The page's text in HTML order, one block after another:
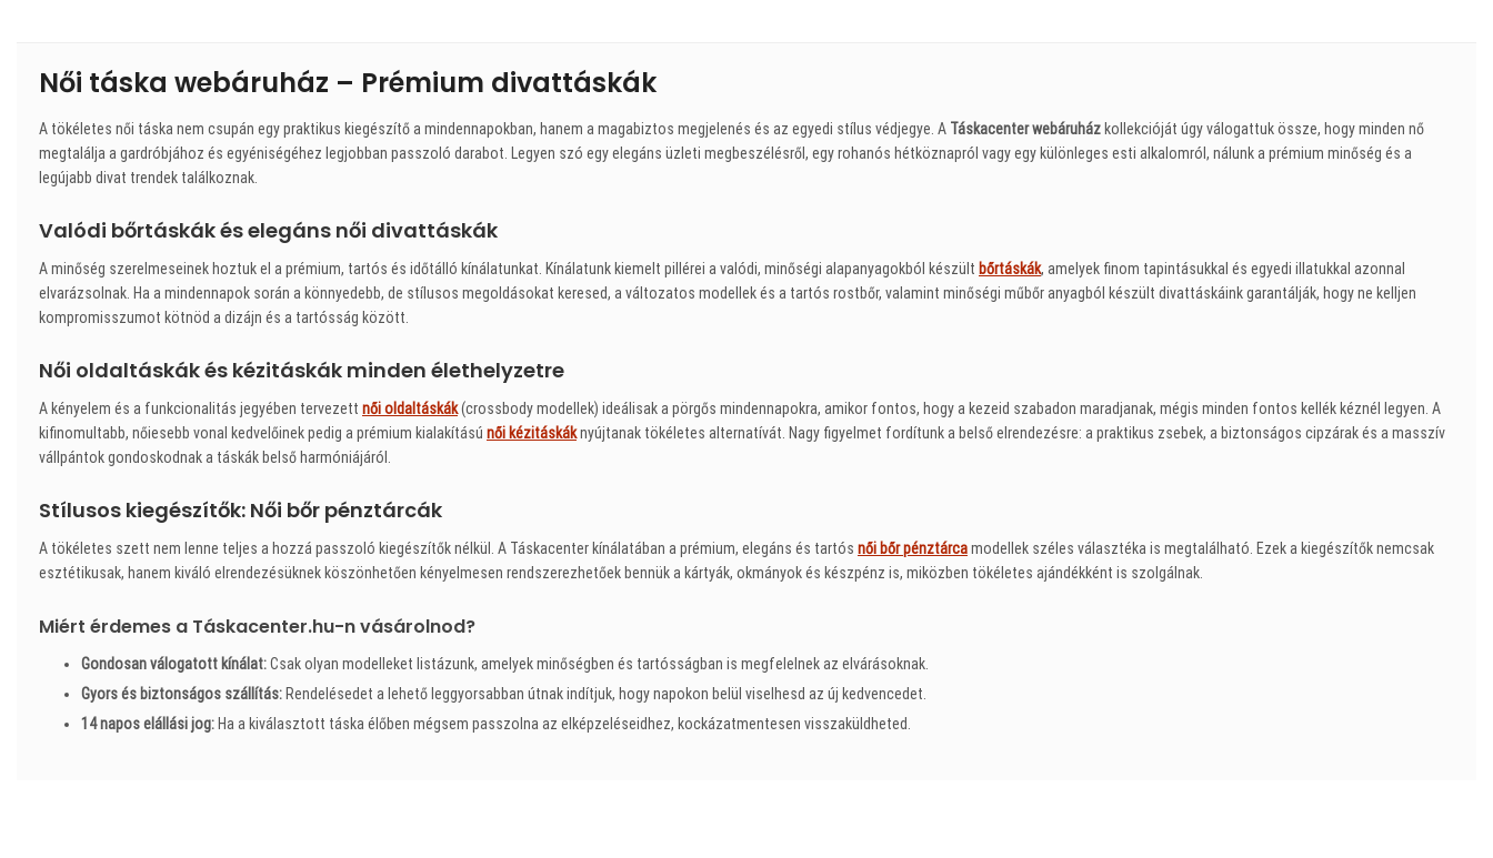
Női táska webáruház – Prémium divattáskák
A tökéletes női táska nem csupán egy praktikus kiegészítő a mindennapokban, hanem a magabiztos megjelenés és az egyedi stílus védjegye. A Táskacenter webáruház kollekcióját úgy válogattuk össze, hogy minden nő
megtalálja a gardróbjához és egyéniségéhez legjobban passzoló darabot. Legyen szó egy elegáns üzleti megbeszélésről, egy rohanós hétköznapról vagy egy különleges esti alkalomról, nálunk a prémium minőség és a
legújabb divat trendek találkoznak.
Valódi bőrtáskák és elegáns női divattáskák
A minőség szerelmeseinek hoztuk el a prémium, tartós és időtálló kínálatunkat. Kínálatunk kiemelt pillérei a valódi, minőségi alapanyagokból készült bőrtáskák, amelyek finom tapintásukkal és egyedi illatukkal azonnal
elvarázsolnak. Ha a mindennapok során a könnyedebb, de stílusos megoldásokat keresed, a változatos modellek és a tartós rostbőr, valamint minőségi műbőr anyagból készült divattáskáink garantálják, hogy ne kelljen
kompromisszumot kötnöd a dizájn és a tartósság között.
Női oldaltáskák és kézitáskák minden élethelyzetre
A kényelem és a funkcionalitás jegyében tervezett női oldaltáskák(crossbody modellek) ideálisak a pörgős mindennapokra, amikor fontos, hogy a kezeid szabadon maradjanak, mégis minden fontos kellék kéznél legyen. A
kifinomultabb, nőiesebb vonal kedvelőinek pedig a prémium kialakítású női kézitáskáknyújtanak tökéletes alternatívát. Nagy figyelmet fordítunk a belső elrendezésre: a praktikus zsebek, a biztonságos cipzárak és a masszív
vállpántok gondoskodnak a táskák belső harmóniájáról.
Stílusos kiegészítők: Női bőr pénztárcák
A tökéletes szett nem lenne teljes a hozzá passzoló kiegészítők nélkül. A Táskacenter kínálatában a prémium, elegáns és tartós női bőr pénztárcamodellek széles választéka is megtalálható. Ezek a kiegészítők nemcsak
esztétikusak, hanem kiváló elrendezésüknek köszönhetően kényelmesen rendszerezhetőek bennük a kártyák, okmányok és készpénz is, miközben tökéletes ajándékként is szolgálnak.
Miért érdemes a Táskacenter.hu-n vásárolnod?
Gondosan válogatott kínálat:Csak olyan modelleket listázunk, amelyek minőségben és tartósságban is megfelelnek az elvárásoknak.
Gyors és biztonságos szállítás: Rendelésedet a lehető leggyorsabban útnak indítjuk, hogy napokon belül viselhesd az új kedvencedet.
14 napos elállási jog: Ha a kiválasztott táska élőben mégsem passzolna az elképzeléseidhez, kockázatmentesen visszaküldheted.